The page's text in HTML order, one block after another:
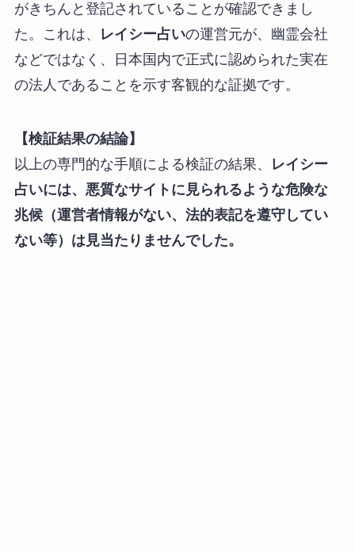
がきちんと登記されていることが確認できまし
た。これは、
レイシー占いの運営元が、幽霊会社
などではなく、日本国内で正式に認められた実在
の法人であることを示す客観的な証拠です。
【検証結果の結論】
以上の専門的な手順による検証の結果、
レイシー
占いには、悪質なサイトに見られるような危険な
兆候（運営者情報がない、法的表記を遵守してい
ない等）は見当たりませんでした。